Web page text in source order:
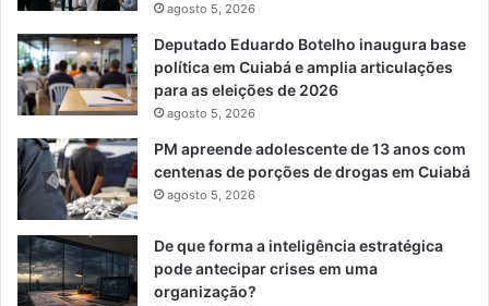
agosto 5, 2026
Deputado Eduardo Botelho inaugura base
política em Cuiabá e amplia articulações
para as eleições de 2026
agosto 5, 2026
PM apreende adolescente de 13 anos com
centenas de porções de drogas em Cuiabá
agosto 5, 2026
De que forma a inteligência estratégica
pode antecipar crises em uma
organização?